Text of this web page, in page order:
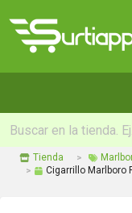
Tienda
Cigarrillo Marlboro